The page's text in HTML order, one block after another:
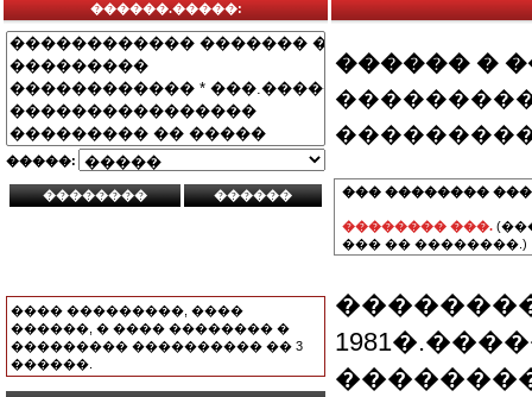
������.�����:
�����:
���� ���������, ����
������, � ���� �������� �
��������� ���������� �� 3
������.
������ �
��� ��������
�������� ���.
��� �� ��������.)